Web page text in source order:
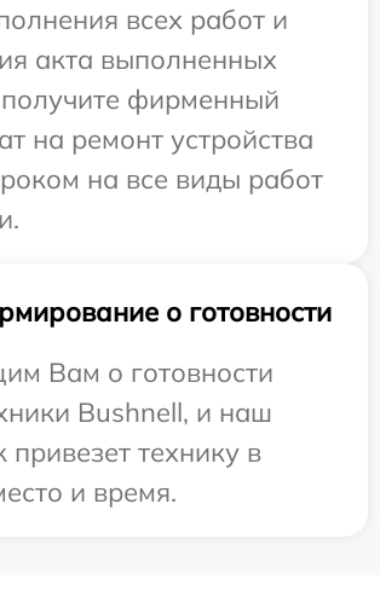
всех работ и
акта выполненных
фирменный
на ремонт устройства
на все виды работ
о готовности
Вам о готовности
Bushnell, и наш
привезет технику в
и время.